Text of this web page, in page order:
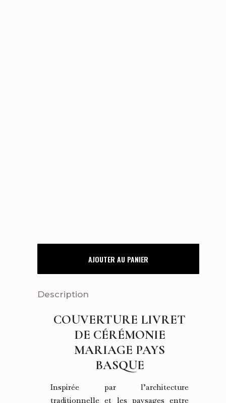
DE
AJOUTER AU PANIER
Description
COUVERTURE LIVRET
DE CÉRÉMONIE
MARIAGE PAYS
BASQUE
Inspirée par l’architecture
traditionnelle et les paysages entre